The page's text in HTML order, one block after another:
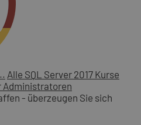
Alle SQL Server 2017 Kurse
Administratoren
- überzeugen Sie sich